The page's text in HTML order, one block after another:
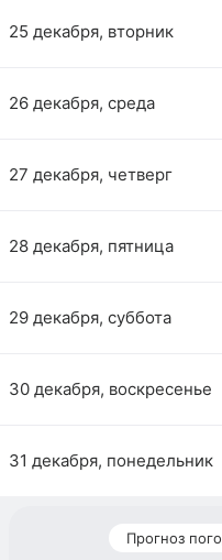
25 декабря, вторник
26 декабря, среда
27 декабря, четверг
28 декабря, пятница
29 декабря, суббота
30 декабря, воскресенье
31 декабря, понедельник
Прогноз